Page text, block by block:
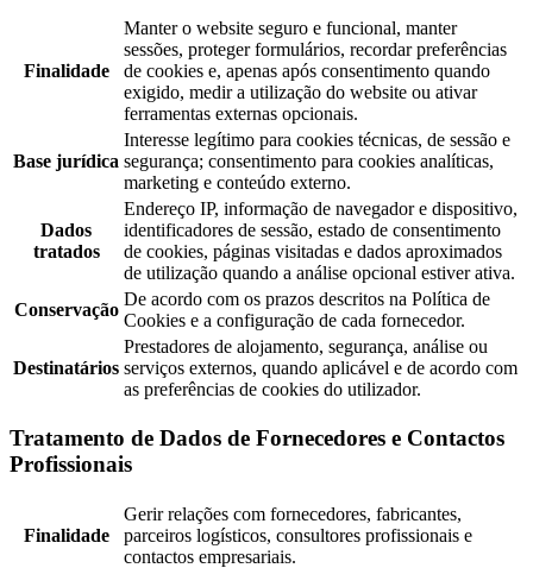
Finalidade
Manter o website seguro e funcional, manter
sessões, proteger formulários, recordar preferências
de cookies e, apenas após consentimento quando
exigido, medir a utilização do website ou ativar
ferramentas externas opcionais.
Base jurídica
Interesse legítimo para cookies técnicas, de sessão e
segurança; consentimento para cookies analíticas,
marketing e conteúdo externo.
Dados
tratados
Endereço IP, informação de navegador e dispositivo,
identificadores de sessão, estado de consentimento
de cookies, páginas visitadas e dados aproximados
de utilização quando a análise opcional estiver ativa.
Conservação
De acordo com os prazos descritos na Política de
Cookies e a configuração de cada fornecedor.
Destinatários
Prestadores de alojamento, segurança, análise ou
serviços externos, quando aplicável e de acordo com
as preferências de cookies do utilizador.
Tratamento de Dados de Fornecedores e Contactos
Profissionais
Finalidade
Gerir relações com fornecedores, fabricantes,
parceiros logísticos, consultores profissionais e
contactos empresariais.